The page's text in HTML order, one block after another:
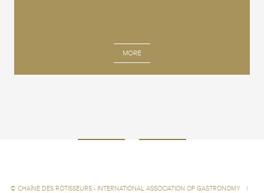
MORE
© CHAÎNE DES RÔTISSEURS - INTERNATIONAL ASSOCIATION OF GASTRONOMY
|